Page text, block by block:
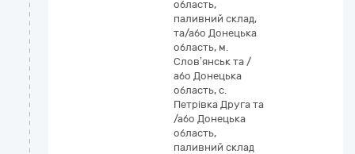
область,
паливний склад,
та/або Донецька
область, м.
Словʼянськ та /
або Донецька
область, с.
Петрівка Друга та
/або Донецька
область,
паливний склад